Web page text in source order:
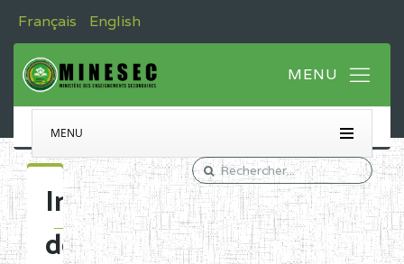
Français English
MENU
Immatriculation
des